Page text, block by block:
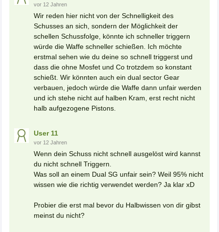
vor 12 Jahren
Wir reden hier nicht von der Schnelligkeit des
Schusses an sich, sondern der Möglichkeit der
schellen Schussfolge, könnte ich schneller triggern
würde die Waffe schneller schießen. Ich möchte
erstmal sehen wie du deine so schnell triggerst und
dass die ohne Mosfet und Co trotzdem so konstant
schießt. Wir könnten auch ein dual sector Gear
verbauen, jedoch würde die Waffe dann unfair werden
und ich stehe nicht auf halben Kram, erst recht nicht
halb aufgezogene Pistons.
User 11
vor 12 Jahren
Wenn dein Schuss nicht schnell ausgelöst wird kannst
du nicht schnell Triggern.
Was soll an einem Dual SG unfair sein? Weil 95% nicht
wissen wie die richtig verwendet werden? Ja klar xD
Probier die erst mal bevor du Halbwissen von dir gibst
meinst du nicht?